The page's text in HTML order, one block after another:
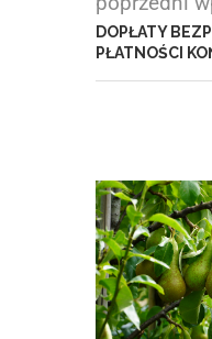
DOPŁATY
PŁATNOŚCI